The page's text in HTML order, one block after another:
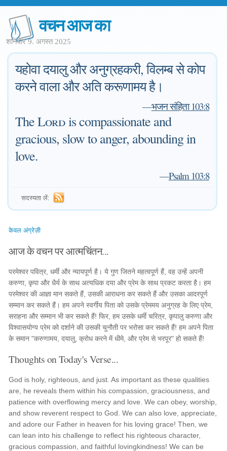
वचन आज का
शनिवार 9. अगस्त 2025
यहोवा दयालु और अनुग्रहकरी, विलम्ब से कोप
करने वाला और अति करूणामय है।
—भजन संहिता 103:8
TheLordis compassionate and
gracious, slow to anger, abounding in
love.
—Psalm 103:8
सदस्यता लें:
केवल अंग्रेज़ी
आज के वचन पर आत्मचिंतन...
परमेश्वर पवित्र, धर्मी और न्यायपूर्ण है। ये गुण जितने महत्वपूर्ण हैं, वह उन्हें अपनी
करुणा, कृपा और धैर्य के साथ अत्यधिक दया और प्रेम के साथ प्रकट करता है। हम
परमेश्वर की आज्ञा मान सकते हैं, उसकी आराधना कर सकते हैं और उसका आदरपूर्ण
सम्मान कर सकते हैं। हम अपने स्वर्गीय पिता को उसके प्रेममय अनुग्रह के लिए प्रेम,
सराहना और सम्मान भी कर सकते हैं! फिर, हम उसके धर्मी चरित्र, कृपालु करुणा और
विश्वासयोग्य प्रेम को दर्शाने की उसकी चुनौती पर भरोसा कर सकते हैं! हम अपने पिता
के समान "करुणामय, दयालु, क्रोध करने में धीमे, और प्रेम से भरपूर" हो सकते हैं!
Thoughts on Today's Verse...
God is holy, righteous, and just. As important as these qualities
are, he reveals them within his compassion, graciousness, and
patience with overflowing mercy and love. We can obey, worship,
and show reverent respect to God. We can also love, appreciate,
and adore our Father in heaven for his loving grace! Then, we
can lean into his challenge to reflect his righteous character,
gracious compassion, and faithful lovingkindness! We can be